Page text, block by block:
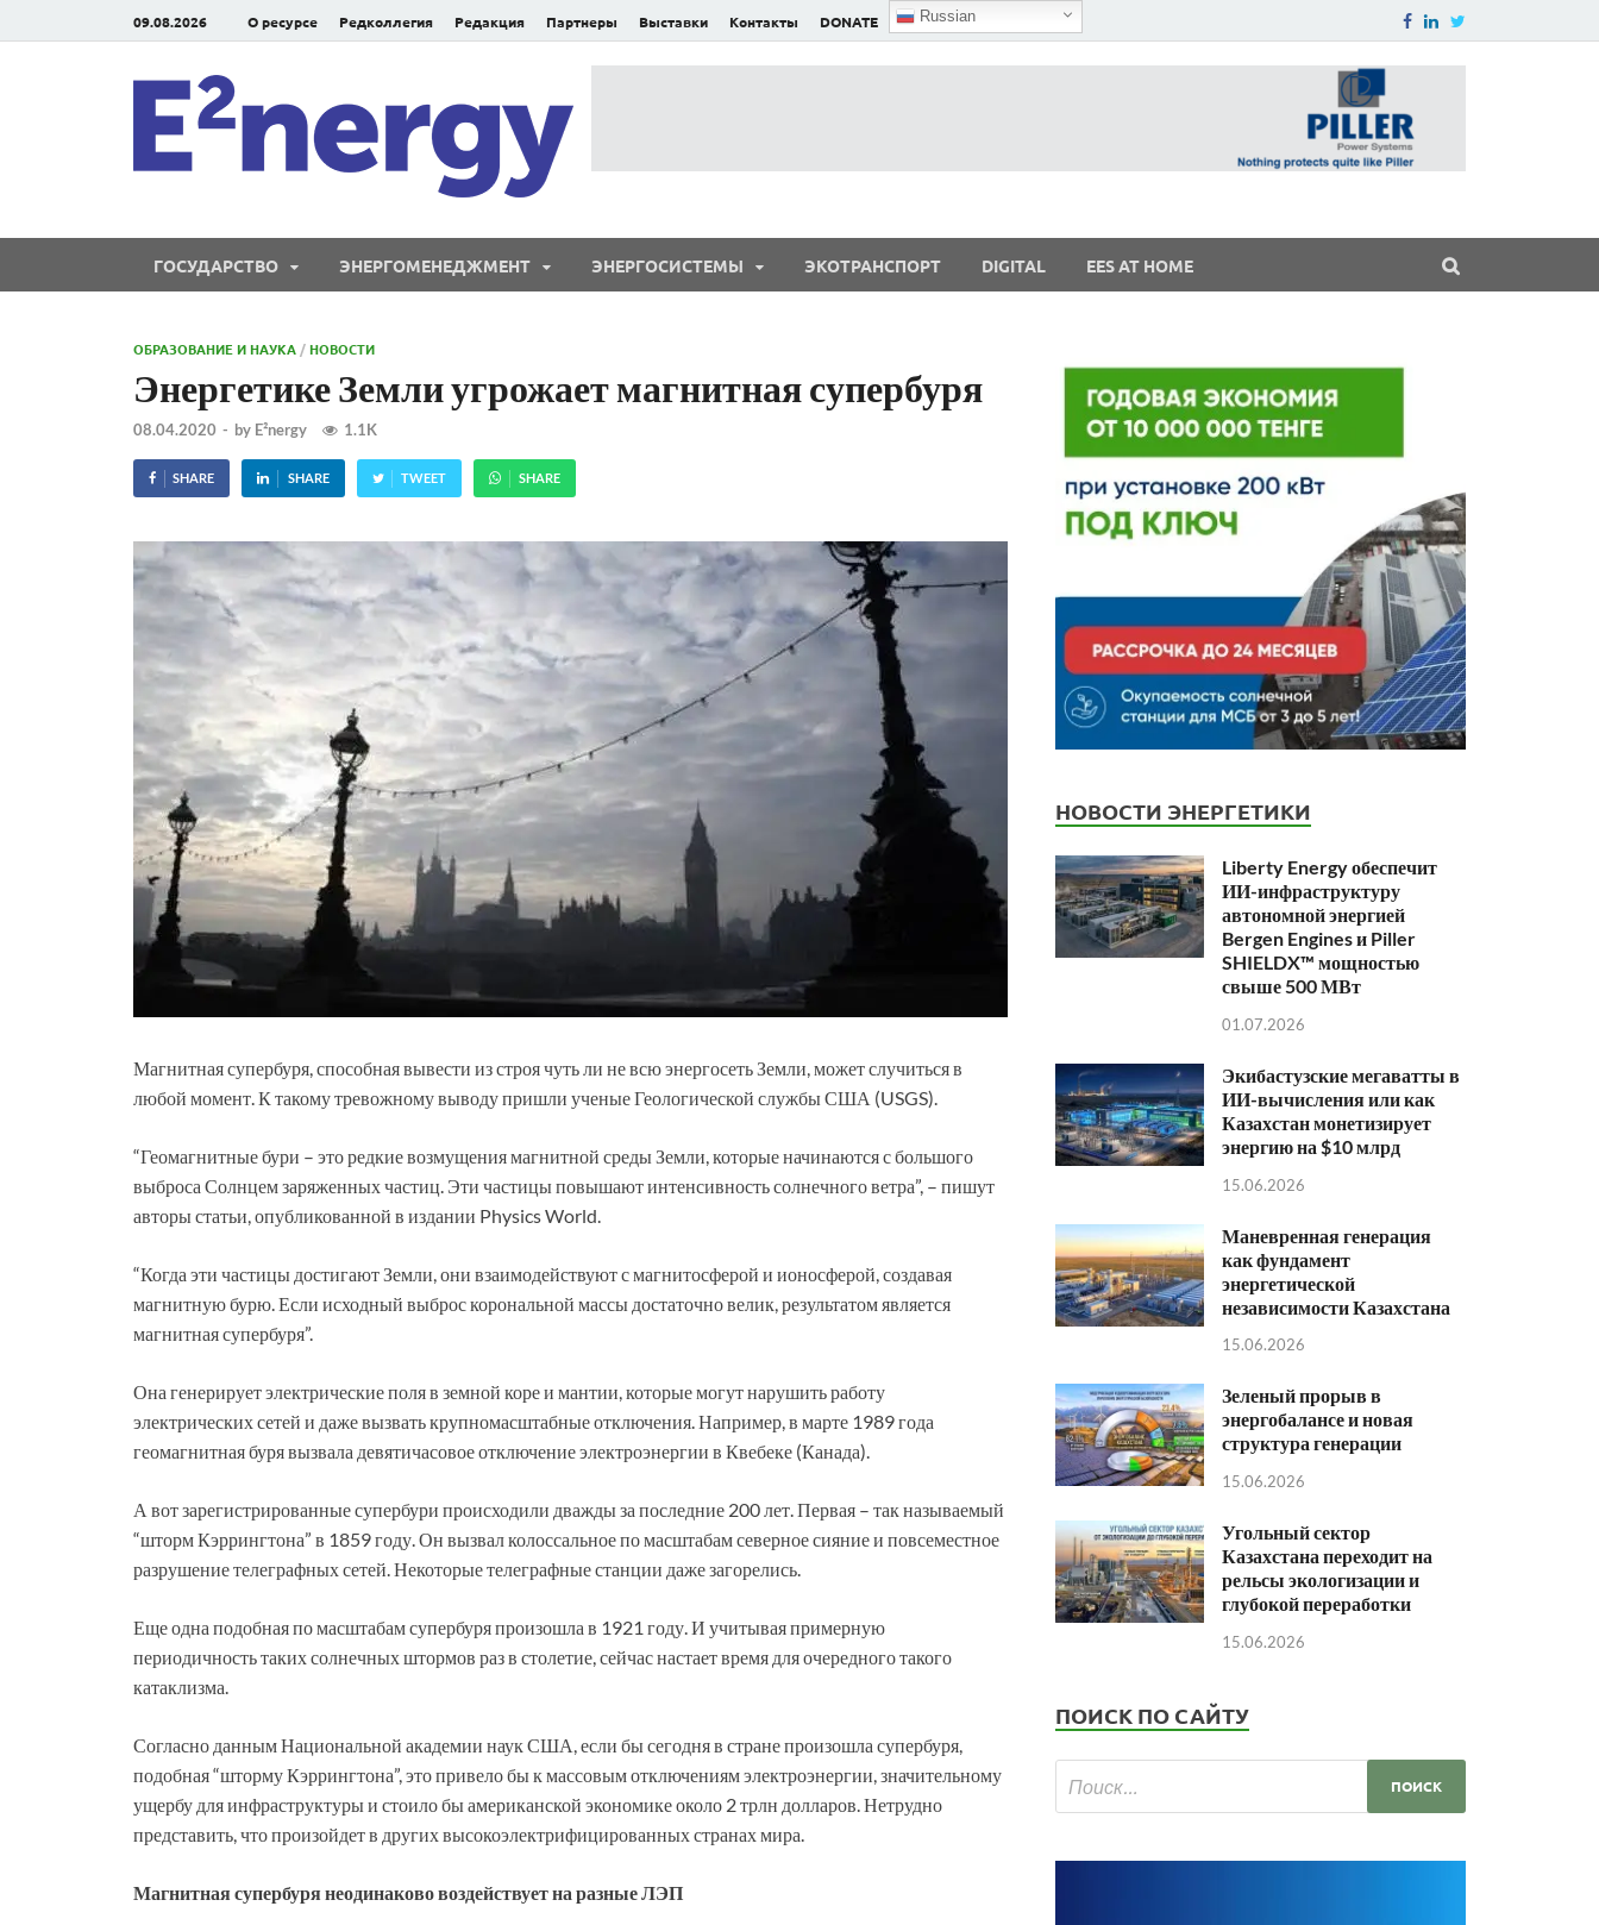
09.08.2026 О ресурсе Редколлегия Редакция Партнеры Выставки Контакты DONATE Russian
ГОСУДАРСТВО ЭНЕРГОМЕНЕДЖМЕНТ ЭНЕРГОСИСТЕМЫ ЭКОТРАНСПОРТ DIGITAL EES AT HOME
ОБРАЗОВАНИЕ И НАУКА /НОВОСТИ
Энергетике Земли угрожает магнитная супербуря
08.04.2020 - by E²nergy 1.1K
SHARE SHARE TWEET SHARE
Магнитная супербуря, способная вывести из строя чуть ли не всю энергосеть Земли, может случиться в
любой момент. К такому тревожному выводу пришли ученые Геологической службы США (USGS).
“Геомагнитные бури – это редкие возмущения магнитной среды Земли, которые начинаются с большого
выброса Солнцем заряженных частиц. Эти частицы повышают интенсивность солнечного ветра”, – пишут
авторы статьи, опубликованной в издании Physics World.
“Когда эти частицы достигают Земли, они взаимодействуют с магнитосферой и ионосферой, создавая
магнитную бурю. Если исходный выброс корональной массы достаточно велик, результатом является
магнитная супербуря”.
Она генерирует электрические поля в земной коре и мантии, которые могут нарушить работу
электрических сетей и даже вызвать крупномасштабные отключения. Например, в марте 1989 года
геомагнитная буря вызвала девятичасовое отключение электроэнергии в Квебеке (Канада).
А вот зарегистрированные супербури происходили дважды за последние 200 лет. Первая – так называемый
“шторм Кэррингтона” в 1859 году. Он вызвал колоссальное по масштабам северное сияние и повсеместное
разрушение телеграфных сетей. Некоторые телеграфные станции даже загорелись.
Еще одна подобная по масштабам супербуря произошла в 1921 году. И учитывая примерную
периодичность таких солнечных штормов раз в столетие, сейчас настает время для очередного такого
катаклизма.
Согласно данным Национальной академии наук США, если бы сегодня в стране произошла супербуря,
подобная “шторму Кэррингтона”, это привело бы к массовым отключениям электроэнергии, значительному
ущербу для инфраструктуры и стоило бы американской экономике около 2 трлн долларов. Нетрудно
представить, что произойдет в других высокоэлектрифицированных странах мира.
Магнитная супербуря неодинаково воздействует на разные ЛЭП
НОВОСТИ ЭНЕРГЕТИКИ
Liberty Energy обеспечит
ИИ-инфраструктуру
автономной энергией
Bergen Engines и Piller
SHIELDX™ мощностью
свыше 500 МВт
01.07.2026
Экибастузские мегаватты в
ИИ-вычисления или как
Казахстан монетизирует
энергию на $10 млрд
15.06.2026
Маневренная генерация
как фундамент
энергетической
независимости Казахстана
15.06.2026
Зеленый прорыв в
энергобалансе и новая
структура генерации
15.06.2026
Угольный сектор
Казахстана переходит на
рельсы экологизации и
глубокой переработки
15.06.2026
ПОИСК ПО САЙТУ